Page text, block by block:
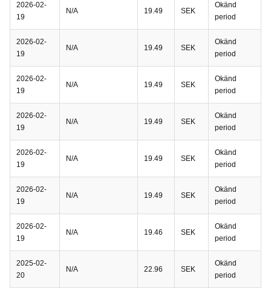
2026-02-
19
N/A 19.49 SEK
Okänd
period
2026-02-
19
N/A 19.49 SEK
Okänd
period
2026-02-
19
N/A 19.49 SEK
Okänd
period
2026-02-
19
N/A 19.49 SEK
Okänd
period
2026-02-
19
N/A 19.49 SEK
Okänd
period
2026-02-
19
N/A 19.49 SEK
Okänd
period
2026-02-
19
N/A 19.46 SEK
Okänd
period
2025-02-
20
N/A 22.96 SEK
Okänd
period